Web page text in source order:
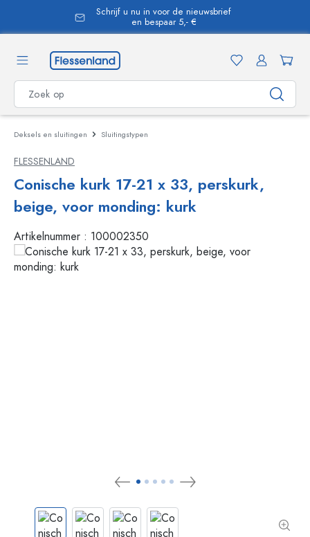
Schrijf u nu in voor de nieuwsbrief
en bespaar 5,- €
Deksels en sluitingen Sluitingstypen
FLESSENLAND
Conische kurk 17-21 x 33, perskurk,
beige, voor monding: kurk
Artikelnummer : 100002350